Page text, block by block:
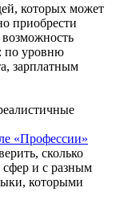
которых может
приобрести
возможность
по уровню
зарплатным
«Профессии»
сколько
и с разным
которыми